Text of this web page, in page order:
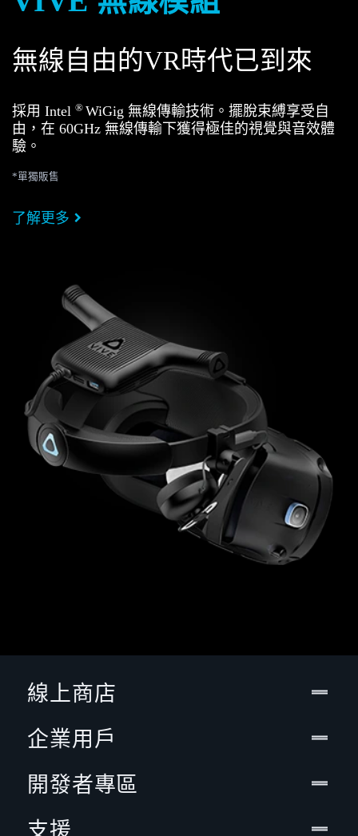
無線自由的VR時代已到來
採用 Intel ® WiGig 無線傳輸技術。擺脫束縛享受自
由，在 60GHz 無線傳輸下獲得極佳的視覺與音效體
驗。
*單獨販售
了解更多
線上商店
企業用戶
開發者專區
支援